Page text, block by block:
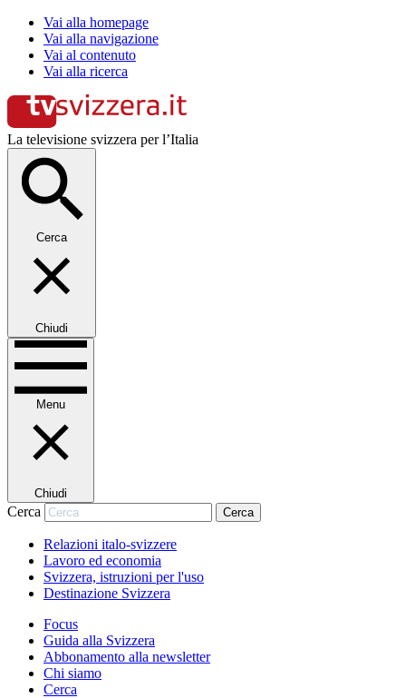
Vai alla homepage
Vai alla navigazione
Vai al contenuto
Vai alla ricerca
La televisione svizzera per l’Italia
Cerca
Chiudi
Menu
Chiudi
Cerca Cerca
Relazioni italo-svizzere
Lavoro ed economia
Svizzera, istruzioni per l'uso
Destinazione Svizzera
Focus
Guida alla Svizzera
Abbonamento alla newsletter
Chi siamo
Cerca